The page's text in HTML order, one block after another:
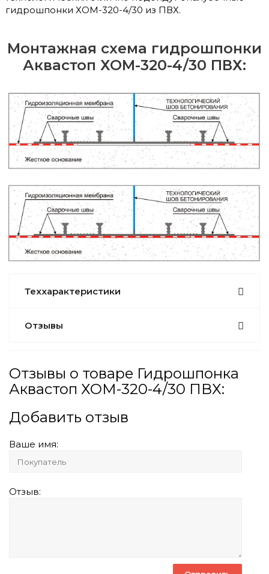
гидрошпонки ХОМ-320-4/30 из ПВХ.
Монтажная схема гидрошпонки
Аквастоп ХОМ-320-4/30 ПВХ:
Теххарактеристики
Отзывы
Отзывы о товаре Гидрошпонка
Аквастоп ХОМ-320-4/30 ПВХ:
Добавить отзыв
Ваше имя:
Отзыв: